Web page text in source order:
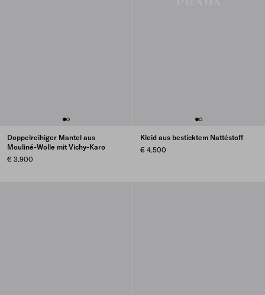
Doppelreihiger Mantel aus
Mouliné-Wolle mit Vichy-Karo
€ 3.900
Kleid aus besticktem Nattéstoff
€ 4.500